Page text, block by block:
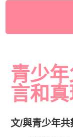
青少
言和
文/與青少年